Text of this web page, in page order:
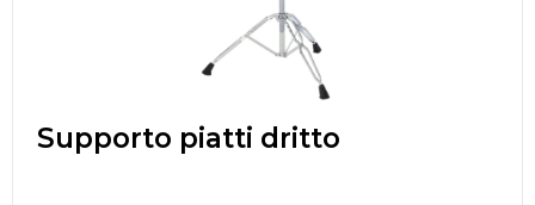
Supporto piatti dritto